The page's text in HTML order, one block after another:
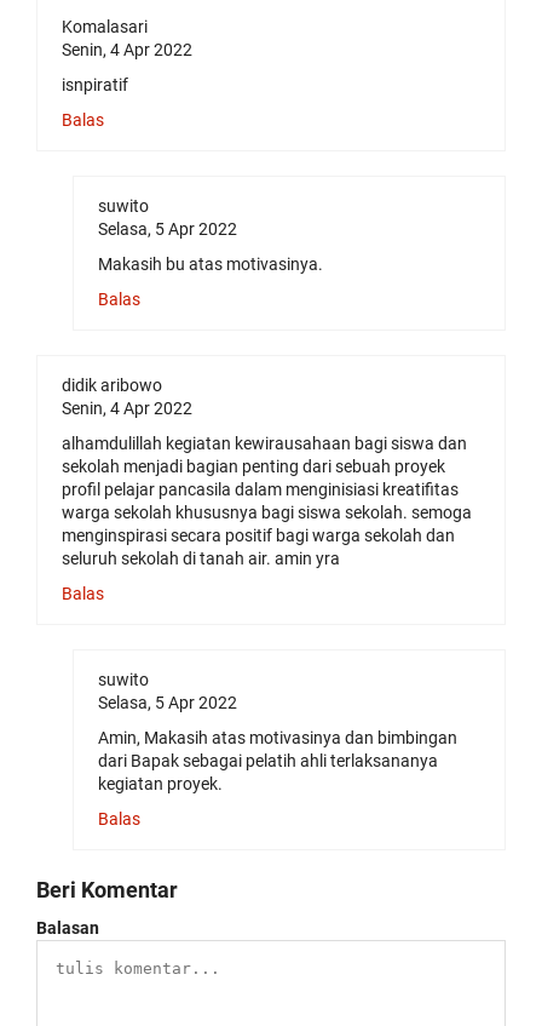
Komalasari
Senin, 4 Apr 2022
isnpiratif
Balas
suwito
Selasa, 5 Apr 2022
Makasih bu atas motivasinya.
Balas
didik aribowo
Senin, 4 Apr 2022
alhamdulillah kegiatan kewirausahaan bagi siswa dan
sekolah menjadi bagian penting dari sebuah proyek
profil pelajar pancasila dalam menginisiasi kreatifitas
warga sekolah khususnya bagi siswa sekolah. semoga
menginspirasi secara positif bagi warga sekolah dan
seluruh sekolah di tanah air. amin yra
Balas
suwito
Selasa, 5 Apr 2022
Amin, Makasih atas motivasinya dan bimbingan
dari Bapak sebagai pelatih ahli terlaksananya
kegiatan proyek.
Balas
Beri Komentar
Balasan